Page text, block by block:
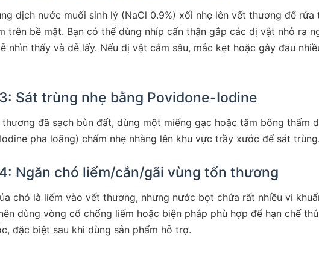
dịch nước muối sinh lý (NaCl 0.9%) xối nhẹ lên vết thương để
trên bề mặt. Bạn có thể dùng nhíp cẩn thận gắp các dị vật nhỏ ra
nhìn thấy và dễ lấy. Nếu dị vật cắm sâu, mắc kẹt hoặc gây đau
Sát trùng nhẹ bằng Povidone-Iodine
thương đã sạch bùn đất, dùng một miếng gạc hoặc tăm bông thấm
pha loãng) chấm nhẹ nhàng lên khu vực trầy xước để sát
Ngăn chó liếm/cắn/gãi vùng tổn thương
chó là liếm vào vết thương, nhưng nước bọt chứa rất nhiều vi
dùng vòng cổ chống liếm hoặc biện pháp phù hợp để hạn chế
đặc biệt sau khi dùng sản phẩm hỗ trợ.